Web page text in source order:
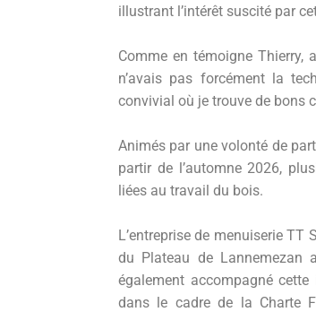
illustrant l’intérêt suscité par
Comme en témoigne
n’avais pas forcément la
convivial où je trouve de bons
Animés par une volonté de
partir de l’automne 2026,
liées au travail du bois.
L’entreprise de menuiserie TT
du Plateau de Lannemezan
également accompagné
dans le cadre de la Charte